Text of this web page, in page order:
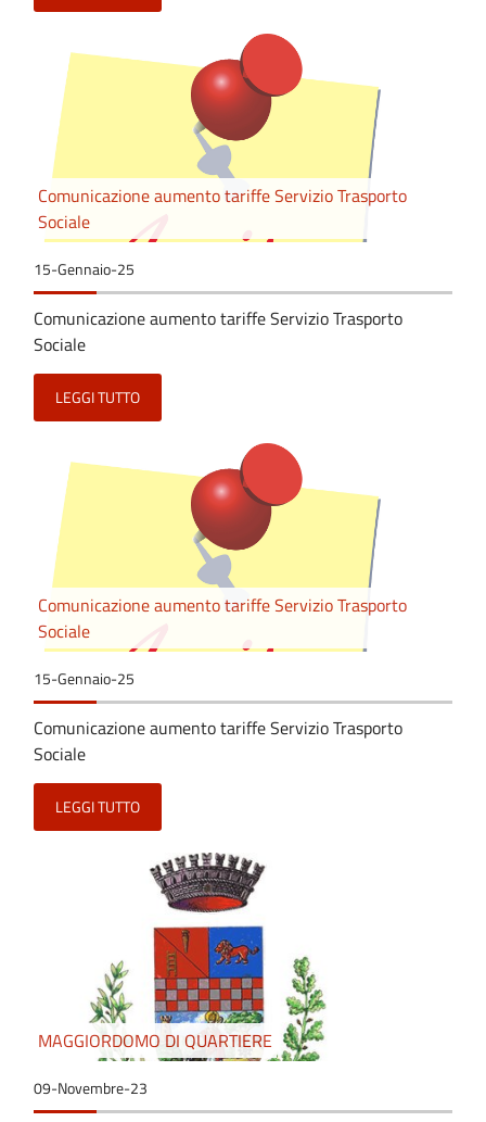
Comunicazione aumento tariffe Servizio Trasporto
Sociale
15-Gennaio-25
Comunicazione aumento tariffe Servizio Trasporto
Sociale
LEGGI TUTTO
Comunicazione aumento tariffe Servizio Trasporto
Sociale
15-Gennaio-25
Comunicazione aumento tariffe Servizio Trasporto
Sociale
LEGGI TUTTO
MAGGIORDOMO DI QUARTIERE
09-Novembre-23